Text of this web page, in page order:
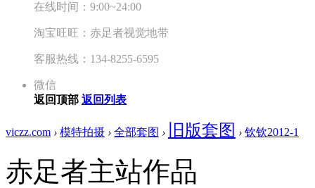
在线时间：9:00~24:00
淘宝旺旺：赤足者视觉地带
客服热线：134-8255-6595
微信
返回顶部 返回列表
viczz.com › 模特拍摄 › 全部套图 › 旧版套图 › 钦钦2012-1
赤足者主站作品